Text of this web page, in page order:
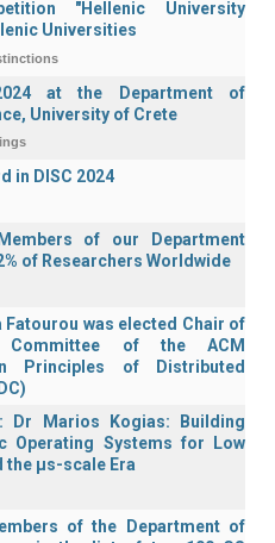
"Hellenic University
Universities
at the Department of
University of Crete
in DISC 2024
of our Department
of Researchers Worldwide
was elected Chair of
Committee of the ACM
Principles of Distributed
Dr Marios Kogias: Building
Operating Systems for Low
the μs-scale Era
of the Department of